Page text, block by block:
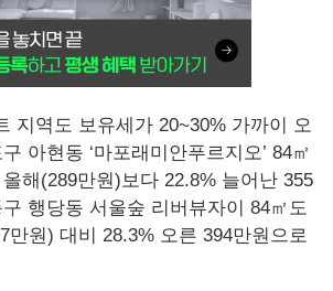
지역도 보유세가 20~30% 가까이 오
아현동 ‘마포래미안푸르지오’ 84㎡
해(289만원)보다 22.8% 늘어난 355
행당동 서울숲 리버뷰자이 84㎡도
만원) 대비 28.3% 오른 394만원으로